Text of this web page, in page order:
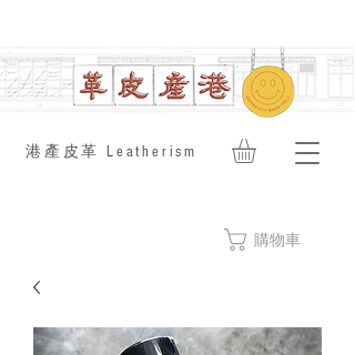
​港產皮革 Leatherism
購物車